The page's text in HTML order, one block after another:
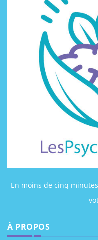
En moins de cinq
À PROPOS